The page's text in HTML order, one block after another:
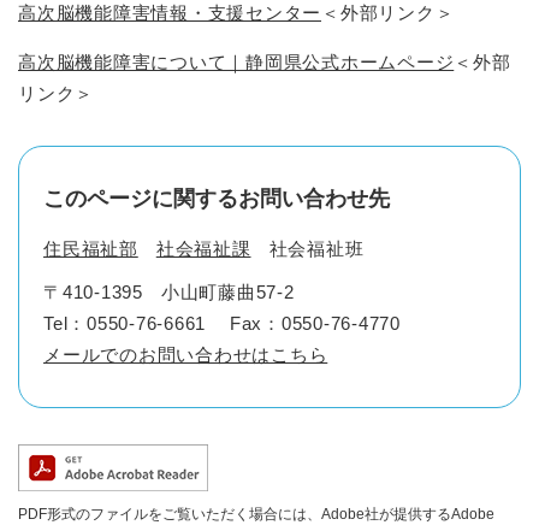
高次脳機能障害情報・支援センター ＜外部リンク＞
高次脳機能障害について｜静岡県公式ホームページ ＜外部
リンク＞
このページに関するお問い合わせ先
住民福祉部 社会福祉課 社会福祉班
〒410-1395
小山町藤曲57-2
Tel：0550-76-6661
Fax：0550-76-4770
メールでのお問い合わせはこちら
PDF形式のファイルをご覧いただく場合には、Adobe社が提供するAdobe